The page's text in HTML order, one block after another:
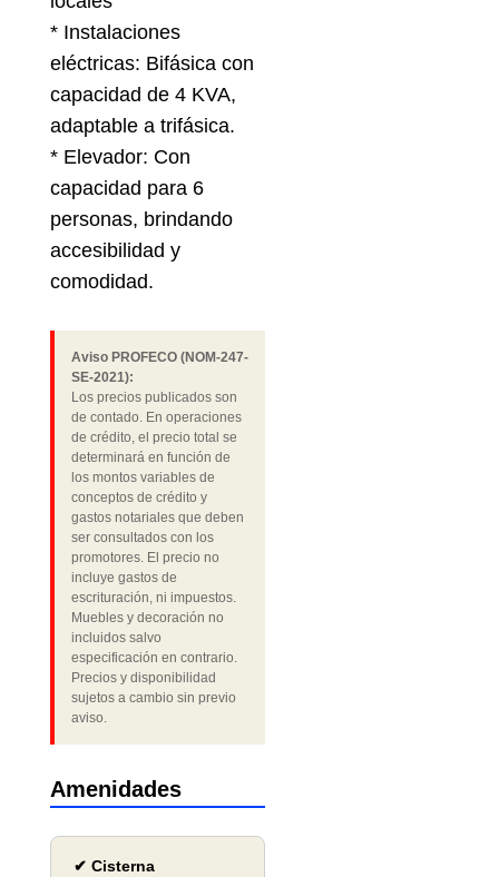
* Instalaciones
eléctricas: Bifásica con
capacidad de 4 KVA,
adaptable a trifásica.
* Elevador: Con
capacidad para 6
personas, brindando
accesibilidad y
comodidad.
Aviso PROFECO (NOM-247-
SE-2021):
Los precios publicados son
de contado. En operaciones
de crédito, el precio total se
determinará en función de
los montos variables de
conceptos de crédito y
gastos notariales que deben
ser consultados con los
promotores. El precio no
incluye gastos de
escrituración, ni impuestos.
Muebles y decoración no
incluidos salvo
especificación en contrario.
Precios y disponibilidad
sujetos a cambio sin previo
aviso.
Amenidades
✔ Cisterna